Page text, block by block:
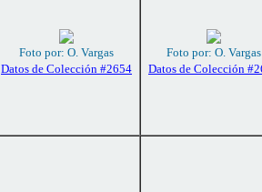
Foto por: O. Vargas
Datos de Colección #2654
Foto por: O. Vargas
Datos de Colección